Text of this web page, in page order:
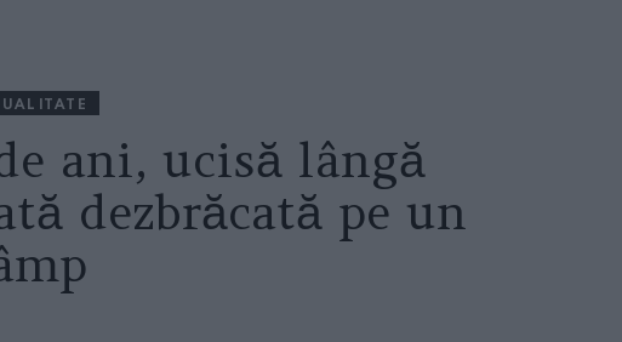
ani, ucisă lângă
dezbrăcată pe un